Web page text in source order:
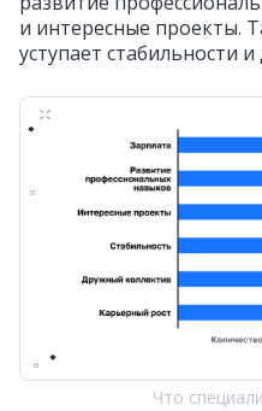
и интересные проекты.
уступает стабильности
Что